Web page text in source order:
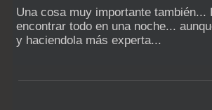
Una cosa muy importante
encontrar todo en una noche...
y haciendola más experta...